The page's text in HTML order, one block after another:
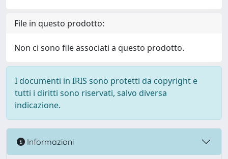
File in questo prodotto:
Non ci sono file associati a questo prodotto.
I documenti in IRIS sono protetti da copyright e
tutti i diritti sono riservati, salvo diversa
indicazione.
Informazioni